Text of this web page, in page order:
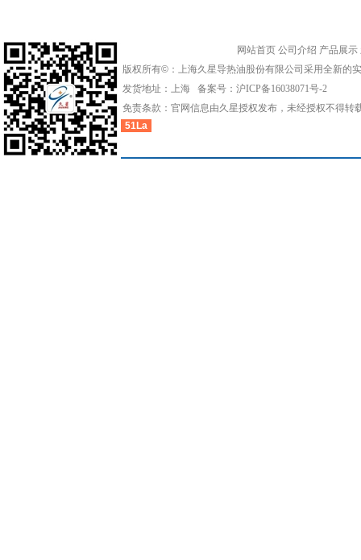
网站首页 公司介绍 产品展示
版权所有©：上海久星导热油股份有限公司采用全新的
发货地址：上海 备案号： 沪ICP备16038071号-2
免责条款：官网信息由久星授权发布，未经授权不得
51La